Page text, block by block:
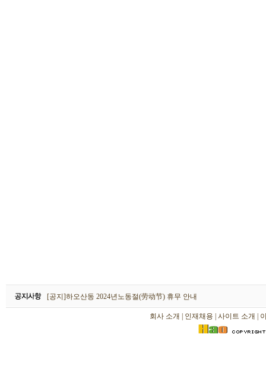
하오산동 2026년 설날(春节) 휴무 안내
[공지]하오산동 2024년노동절(劳动节) 휴무 안내
[공지]하오산동 2024년 설날(春节) 휴무 안내
회사 소개 인재채용 사이트 소개